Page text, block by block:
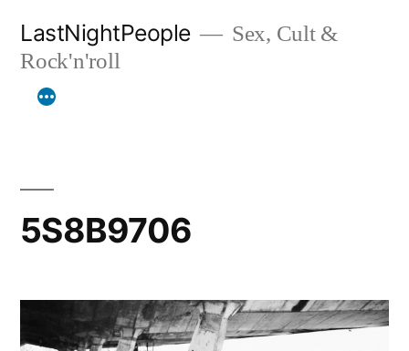
contenu
LastNightPeople
Sex, Cult &
Rock'n'roll
5S8B9706